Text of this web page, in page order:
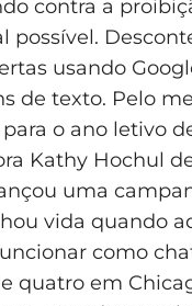
contra a
usando
de texto. Pelo
o ano letivo
Kathy Hochul
uma
vida quando
como
quatro em